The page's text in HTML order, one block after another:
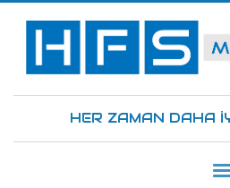
HER ZAMAN DAHA